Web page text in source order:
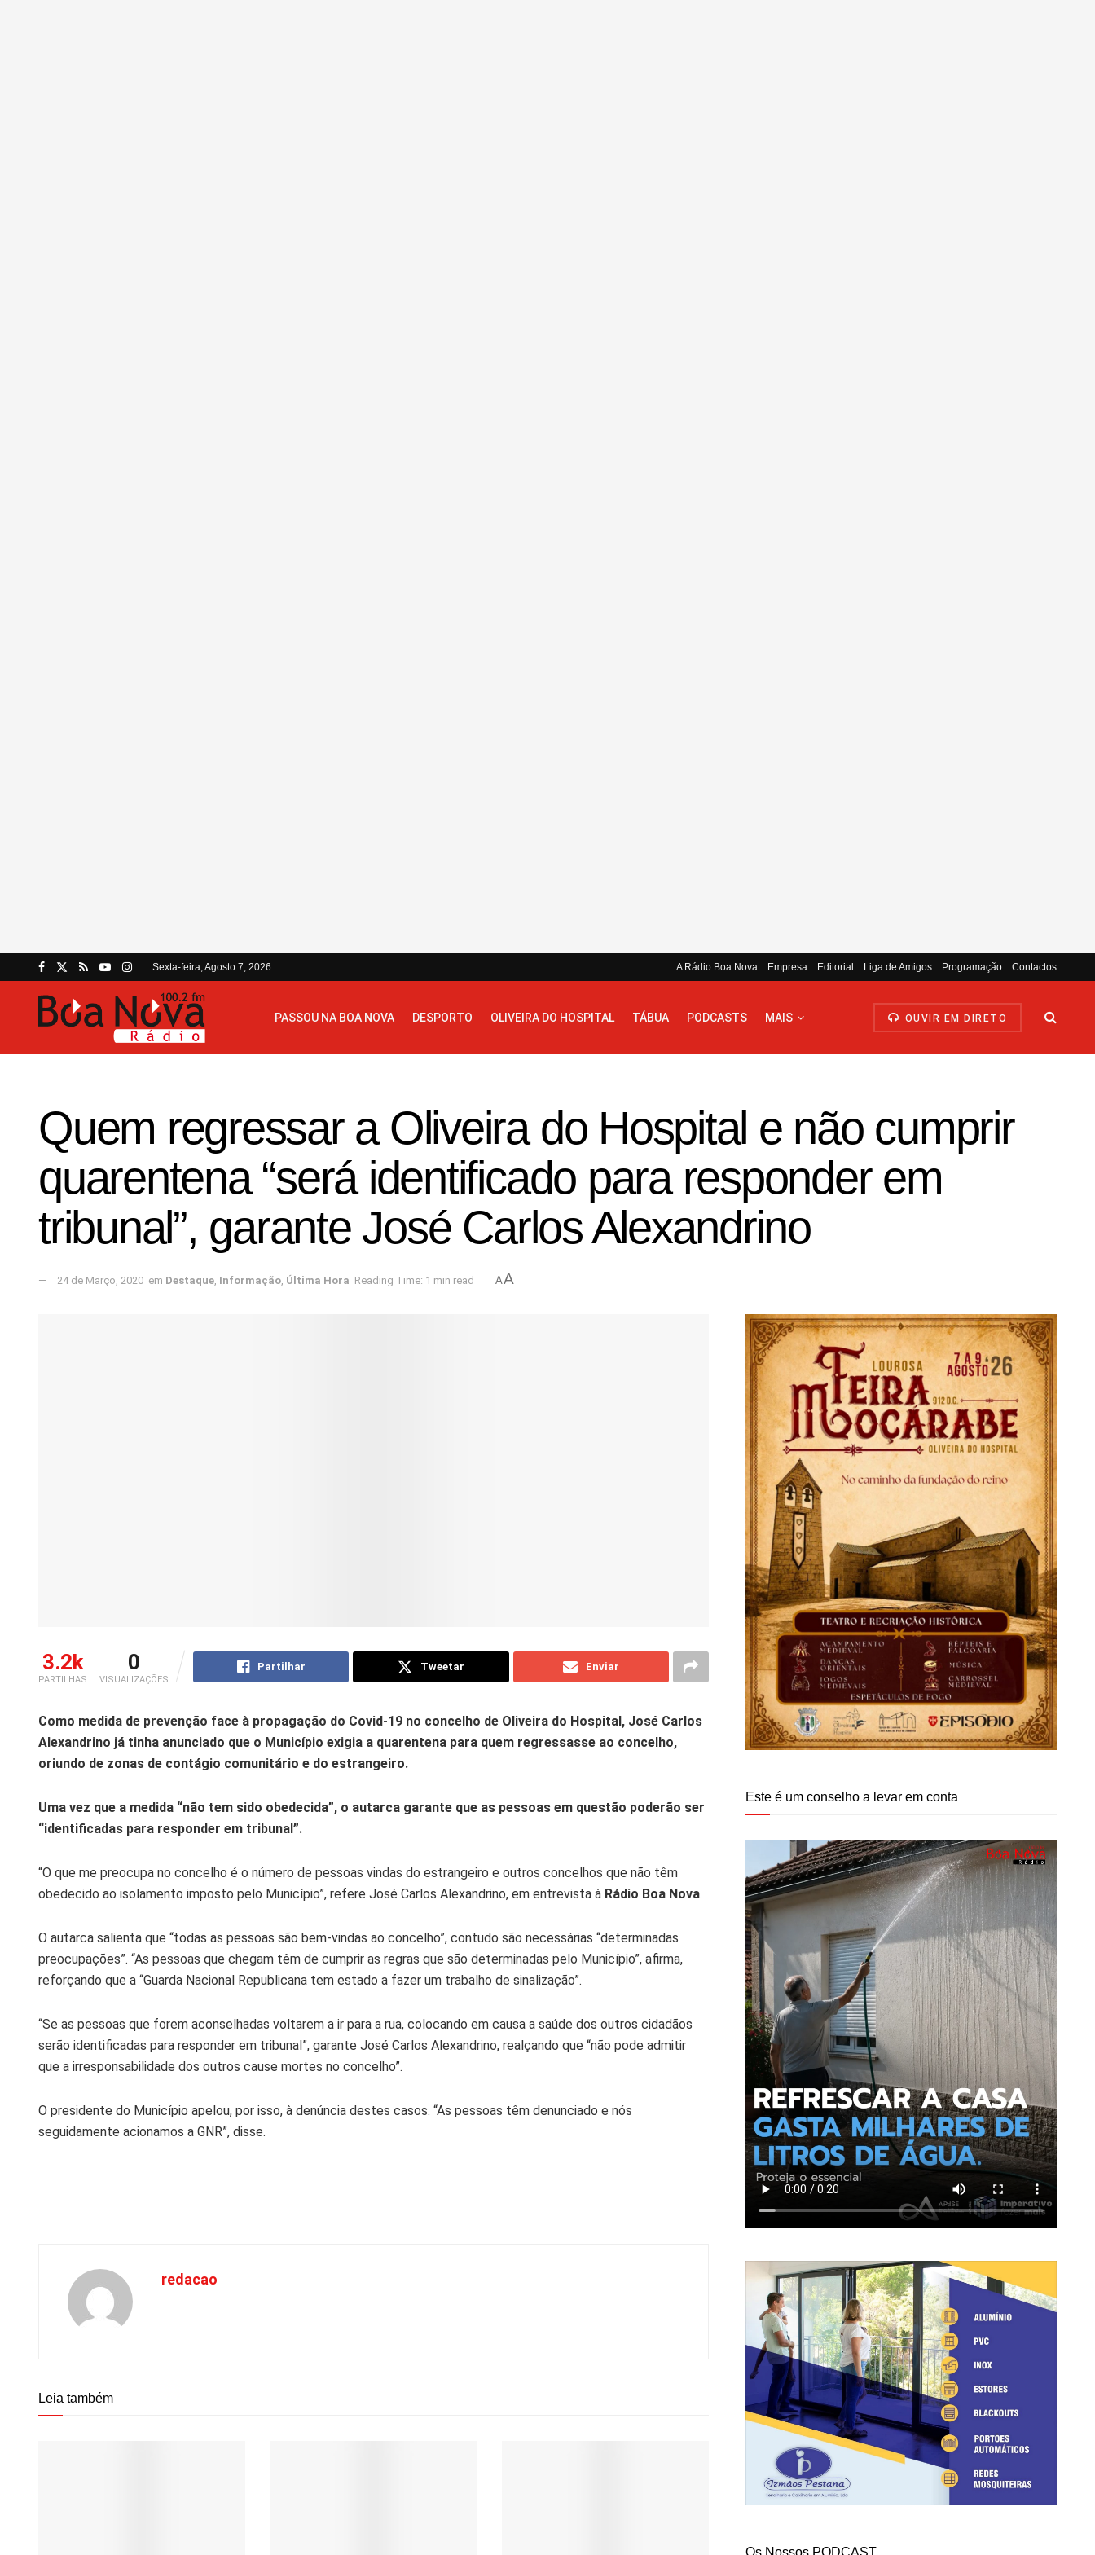
Sexta-feira, Agosto 7, 2026 A Rádio Boa Nova Empresa Editorial Liga de Amigos Programação Contactos
PASSOU NA BOA NOVA DESPORTO OLIVEIRA DO HOSPITAL TÁBUA PODCASTS MAIS OUVIR EM DIRETO
Quem regressar a Oliveira do Hospital e não cumprir
quarentena “será identificado para responder em
tribunal”, garante José Carlos Alexandrino
24 de Março, 2020 em Destaque, Informação, Última Hora Reading Time: 1 min read AA
3.2k
PARTILHAS
0
VISUALIZAÇÕES
Partilhar Tweetar Enviar
Como medida de prevenção face à propagação do Covid-19 no concelho de Oliveira do Hospital, José Carlos
Alexandrino já tinha anunciado que o Município exigia a quarentena para quem regressasse ao concelho,
oriundo de zonas de contágio comunitário e do estrangeiro.
Uma vez que a medida “não tem sido obedecida”, o autarca garante que as pessoas em questão poderão ser
“identificadas para responder em tribunal”.
“O que me preocupa no concelho é o número de pessoas vindas do estrangeiro e outros concelhos que não têm
obedecido ao isolamento imposto pelo Município”, refere José Carlos Alexandrino, em entrevista à Rádio Boa Nova.
O autarca salienta que “todas as pessoas são bem-vindas ao concelho”, contudo são necessárias “determinadas
preocupações”. “As pessoas que chegam têm de cumprir as regras que são determinadas pelo Município”, afirma,
reforçando que a “Guarda Nacional Republicana tem estado a fazer um trabalho de sinalização”.
“Se as pessoas que forem aconselhadas voltarem a ir para a rua, colocando em causa a saúde dos outros cidadãos
serão identificadas para responder em tribunal”, garante José Carlos Alexandrino, realçando que “não pode admitir
que a irresponsabilidade dos outros cause mortes no concelho”.
O presidente do Município apelou, por isso, à denúncia destes casos. “As pessoas têm denunciado e nós
seguidamente acionamos a GNR”, disse.
redacao
Leia também
Este é um conselho a levar em conta
Os Nossos PODCAST